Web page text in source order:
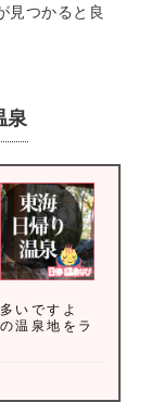
見つかると良
泉
いですよ
温泉地をラ